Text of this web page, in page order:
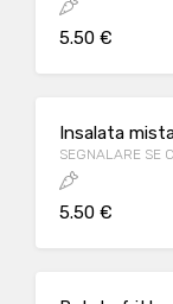
5.50 €
Insalata
SEGNALARE SE
5.50 €